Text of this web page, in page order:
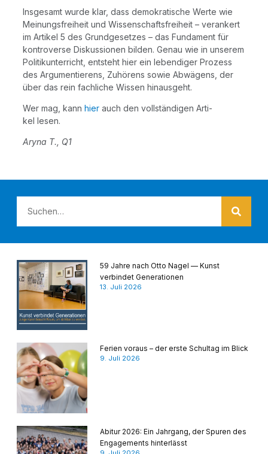
Ins­ge­samt wur­de klar, dass demo­kra­ti­sche Wer­te wie
Mei­nungs­frei­heit und Wis­sen­schafts­frei­heit – ver­an­kert
im Arti­kel 5 des Grund­ge­set­zes – das Fun­da­ment für
kon­tro­ver­se Dis­kus­sio­nen bil­den. Genau wie in unse­rem
Poli­tik­un­ter­richt, ent­steht hier ein leben­di­ger Pro­zess
des Argu­men­tie­rens, Zuhörens sowie Abwägens, der
über das rein fach­li­che Wis­sen hinausgeht.
Wer mag, kann hier auch den vollständigen Arti­
kel lesen.
Ary­na T., Q1
59 Jahre nach Otto Nagel — Kunst
verbindet Generationen
13. Juli 2026
Ferien voraus – der erste Schultag im Blick
9. Juli 2026
Abitur 2026: Ein Jahrgang, der Spuren des
Engagements hinterlässt